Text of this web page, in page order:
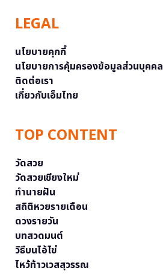
LEGAL
นโยบายคุกกี้
นโยบายการคุ้มครองข้อมูลส่วนบุคคล
ติดต่อเรา
เกี่ยวกับเอ็มไทย
TOP CONTENT
วัดสวย
วัดสวยเชียงใหม่
ทำนายฝัน
สถิติหวยรายเดือน
ดวงรายวัน
บทสวดมนต์
วิธีบนไอ้ไข่
ไหว้ท้าวเวสสุวรรณ